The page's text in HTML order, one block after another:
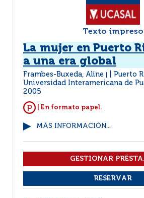
Texto impreso
La mujer en Puerto
a una era global
Frambes-Buxeda, Aline
Puerto
Universidad Interamericana de
2005
| En formato papel.
MÁS INFORMACIÓN...